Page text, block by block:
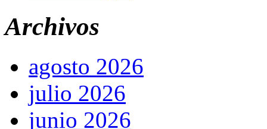
Archivos
agosto 2026
julio 2026
junio 2026